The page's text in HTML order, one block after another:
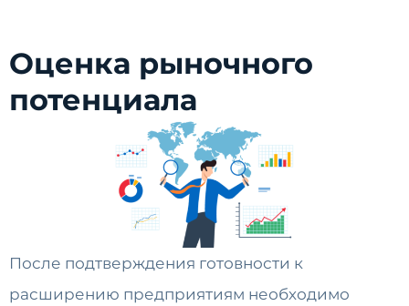
Оценка рыночного
потенциала
После подтверждения готовности к
расширению предприятиям необходимо